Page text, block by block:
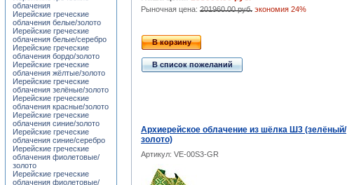
Рыночная цена: 201960.00 руб. экономия 24%
В корзину
В список пожеланий
Архиерейское облачение из шёлка Ш3 (зелёный/
золото)
Артикул: VE-00S3-GR
облачения
Иерейские греческие
облачения белые/золото
Иерейские греческие
облачения белые/серебро
Иерейские греческие
облачения бордо/золото
Иерейские греческие
облачения жёлтые/золото
Иерейские греческие
облачения зелёные/золото
Иерейские греческие
облачения красные/золото
Иерейские греческие
облачения синие/золото
Иерейские греческие
облачения синие/серебро
Иерейские греческие
облачения фиолетовые/
золото
Иерейские греческие
облачения фиолетовые/